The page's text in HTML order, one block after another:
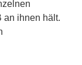
an ihnen hält.